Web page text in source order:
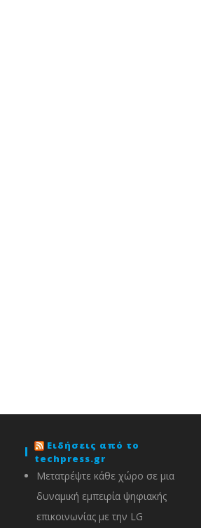
Ειδήσεις από το
techpress.gr
Μετατρέψτε κάθε χώρο σε μια
δυναμική εμπειρία ψηφιακής
επικοινωνίας με την LG